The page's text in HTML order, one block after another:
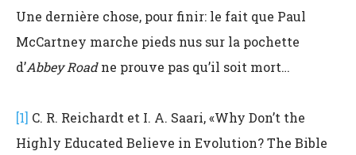
Une dernière chose, pour finir: le fait que Paul
McCartney marche pieds nus sur la pochette
d’Abbey Road ne prouve pas qu’il soit mort…
[1] C. R. Reichardt et I. A. Saari, «Why Don’t the
Highly Educated Believe in Evolution? The Bible